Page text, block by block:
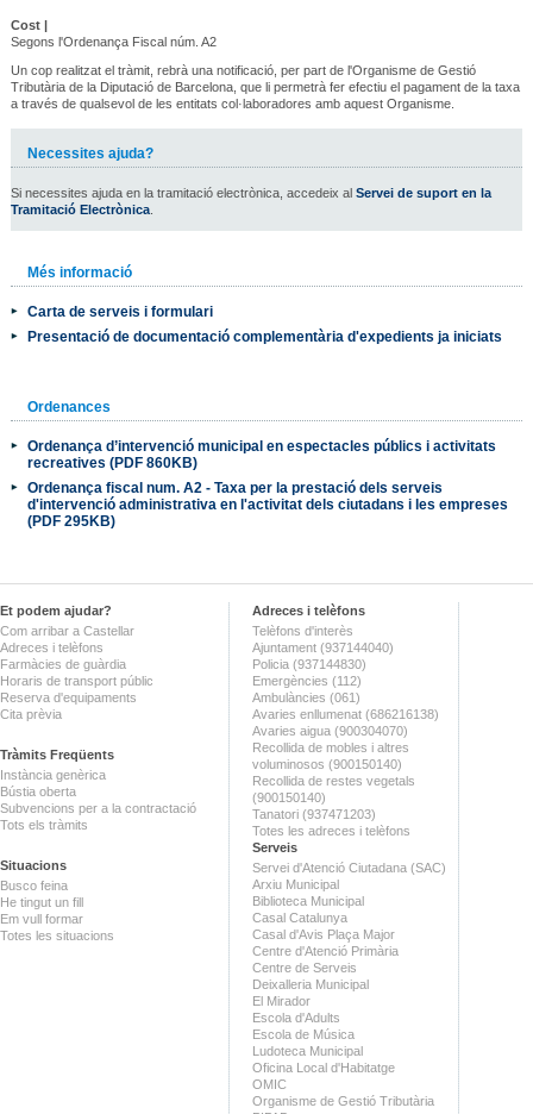
Cost |
Segons l'Ordenança Fiscal núm. A2
Un cop realitzat el tràmit, rebrà una notificació, per part de l'Organisme de Gestió
Tributària de la Diputació de Barcelona, que li permetrà fer efectiu el pagament de la taxa
a través de qualsevol de les entitats col·laboradores amb aquest Organisme.
Necessites ajuda?
Si necessites ajuda en la tramitació electrònica, accedeix al Servei de suport en la
Tramitació Electrònica.
Més informació
Carta de serveis i formulari
Presentació de documentació complementària d'expedients ja iniciats
Ordenances
Ordenança d’intervenció municipal en espectacles públics i activitats
recreatives (PDF 860KB)
Ordenança fiscal num. A2 - Taxa per la prestació dels serveis
d'intervenció administrativa en l'activitat dels ciutadans i les empreses
(PDF 295KB)
Et podem ajudar?
Com arribar a Castellar
Adreces i telèfons
Farmàcies de guàrdia
Horaris de transport públic
Reserva d'equipaments
Cita prèvia
Tràmits Freqüents
Instància genèrica
Bústia oberta
Subvencions per a la contractació
Tots els tràmits
Situacions
Busco feina
He tingut un fill
Em vull formar
Totes les situacions
Adreces i telèfons
Telèfons d'interès
Ajuntament (937144040)
Policia (937144830)
Emergències (112)
Ambulàncies (061)
Avaries enllumenat (686216138)
Avaries aigua (900304070)
Recollida de mobles i altres
voluminosos (900150140)
Recollida de restes vegetals
(900150140)
Tanatori (937471203)
Totes les adreces i telèfons
Serveis
Servei d'Atenció Ciutadana (SAC)
Arxiu Municipal
Biblioteca Municipal
Casal Catalunya
Casal d'Avis Plaça Major
Centre d'Atenció Primària
Centre de Serveis
Deixalleria Municipal
El Mirador
Escola d'Adults
Escola de Música
Ludoteca Municipal
Oficina Local d'Habitatge
OMIC
Organisme de Gestió Tributària